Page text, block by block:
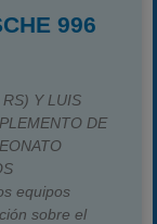
996
Y LUIS
DE
equipos
sobre el